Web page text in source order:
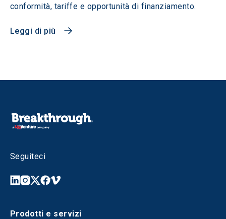
conformità, tariffe e opportunità di finanziamento.
Leggi di più
Seguiteci
Prodotti e servizi